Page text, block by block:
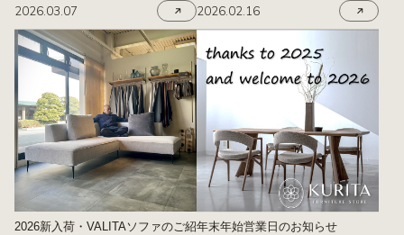
2026.03.07 2026.02.16
2026新入荷・VALITAソファのご紹年末年始営業日のお知らせ